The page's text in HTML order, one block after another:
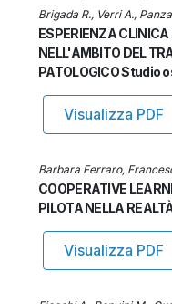
Brigada R., Verri A.,
ESPERIENZA
NELL'AMBITO DEL
PATOLOGICO Studio
Visualizza PDF
Barbara Ferraro,
COOPERATIVE
PILOTA NELLA
Visualizza PDF